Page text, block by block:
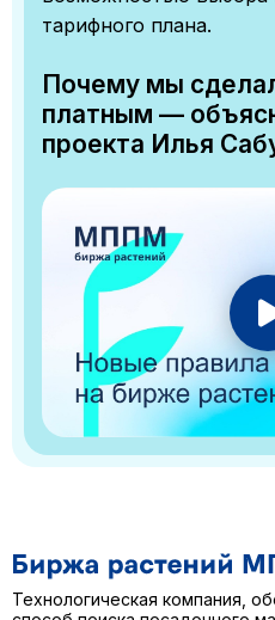
тарифного плана.
Почему мы
платным —
проекта Илья
Технологическая компания,